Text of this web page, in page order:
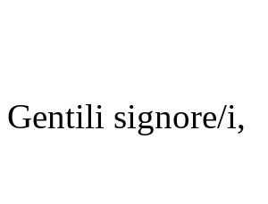
Gentili signore/i,